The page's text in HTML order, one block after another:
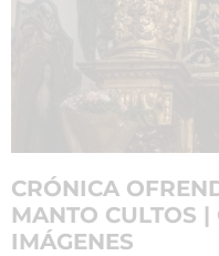
CRÓNICA
MANTO CULTOS
IMÁGENES